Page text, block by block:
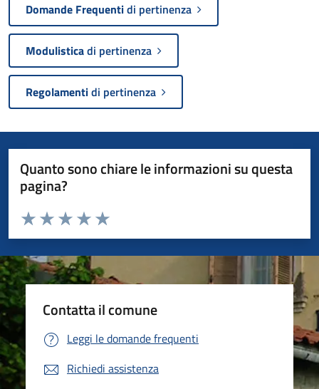
Domande Frequentidi pertinenza
Modulisticadi pertinenza
Regolamentidi pertinenza
Quanto sono chiare le informazioni su questa
pagina?
Valuta da 1 a 5 stelle la pagina
Valuta 5 stelle su 5
Valuta 4 stelle su 5
Valuta 3 stelle su 5
Valuta 2 stelle su 5
Valuta 1 stelle su 5
Contatta il comune
Leggi le domande frequenti
Richiedi assistenza